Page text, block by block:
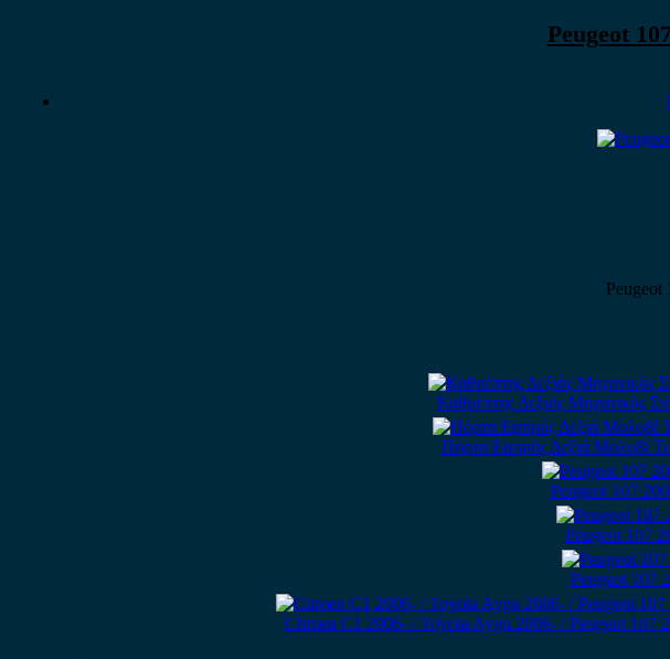
Peugeot
Peugeot
Καθρέπτης Δεξιός Μηχανικός
Πόρτα Εμπρός Δεξιά Μολυβί
Peugeot 107
Peugeot 107
Peugeot 107
Citroen C1 2006- / Toyota Aygo 2006- / Peugeot 107